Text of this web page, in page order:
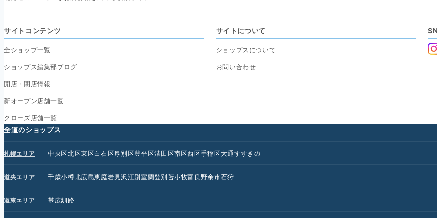
サイトコンテンツ
全ショップ一覧
ショップス編集部ブログ
開店・閉店情報
新オープン店舗一覧
クローズ店舗一覧
サイトについて
ショップスについて
お問い合わせ
全道のショップス
札幌エリア 中央区北区東区白石区厚別区豊平区清田区南区西区手稲区大通すすきの
道央エリア 千歳小樽北広島恵庭岩見沢江別室蘭登別苫小牧富良野余市石狩
道東エリア 帯広釧路